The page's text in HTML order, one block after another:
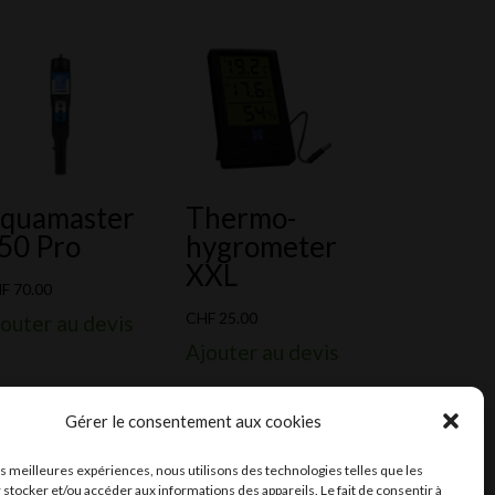
Gérer le consentement aux cookies
meilleures expériences, nous utilisons des technologies telles que les
et/ou accéder aux informations des appareils. Le fait de consentir à
Pro
70.00
Thermo-
hygrometer
XXL
CHF 25.00